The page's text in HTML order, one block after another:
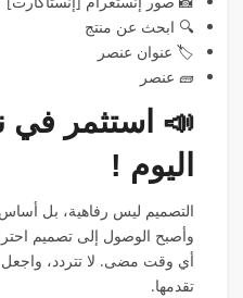
🔍 ابحث عن منتج
🏷️ عنوان عنصر
🧱 عنصر
📣 استثمر في
اليوم !
التصميم ليس رفاهية، بل
وأصبح الوصول إلى تصميم
أي وقت مضى. لا تتردد،
تقدمها.